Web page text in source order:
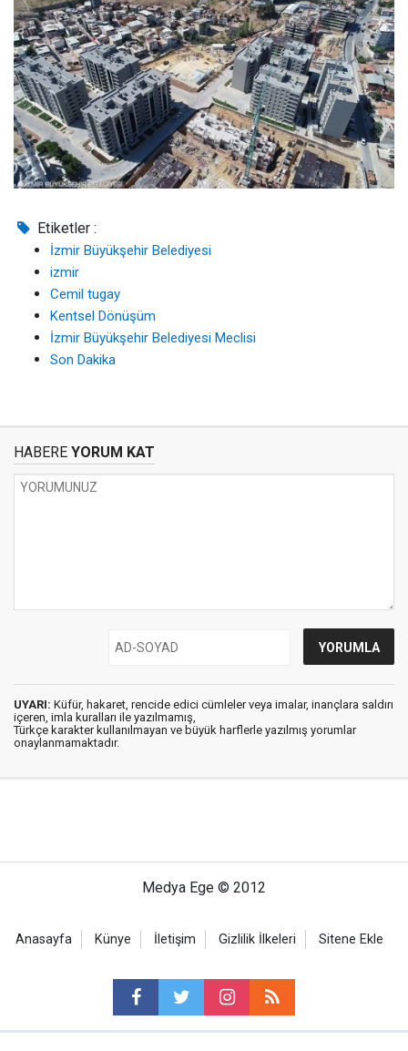
Etiketler :
İzmir Büyükşehir Belediyesi
izmir
Cemil tugay
Kentsel Dönüşüm
İzmir Büyükşehir Belediyesi Meclisi
Son Dakika
HABERE YORUM KAT
UYARI: Küfür, hakaret, rencide edici cümleler veya imalar, inançlara saldırı
içeren, imla kuralları ile yazılmamış,
Türkçe karakter kullanılmayan ve büyük harflerle yazılmış yorumlar
onaylanmamaktadır.
Medya Ege © 2012
Anasayfa Künye İletişim Gizlilik İlkeleri Sitene Ekle